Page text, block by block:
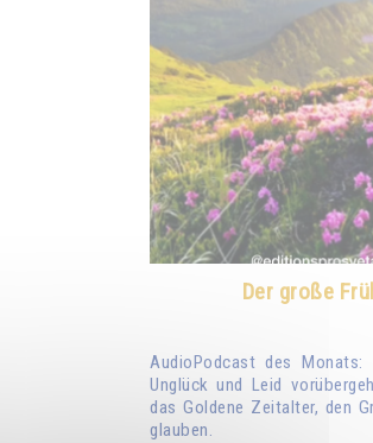
Der große
AudioPodcast des
Unglück und Leid
das Goldene Zeitalter, den
glauben.